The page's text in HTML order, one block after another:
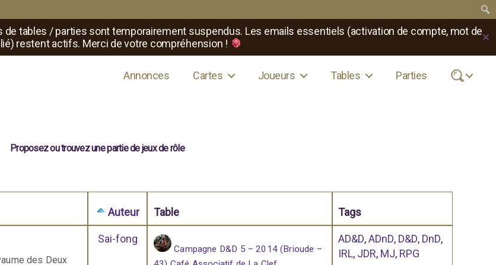
tables / parties sont temporairement suspendus. Les emails essentiels (activation de compte, mot de
restent actifs. Merci de votre compréhension !
✕
Annonces Cartes Joueurs Tables Parties .
Proposez ou trouvez une partie de jeux de rôle
Auteur Table Tags
des Deux
Sai-fong
Campagne D&D 5 – 2014 (Brioude –
AD&D,ADnD, D&D, DnD,
IRL, JDR, MJ, RPG